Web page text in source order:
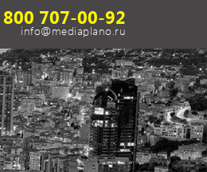
707-00-92
info@mediaplano.ru